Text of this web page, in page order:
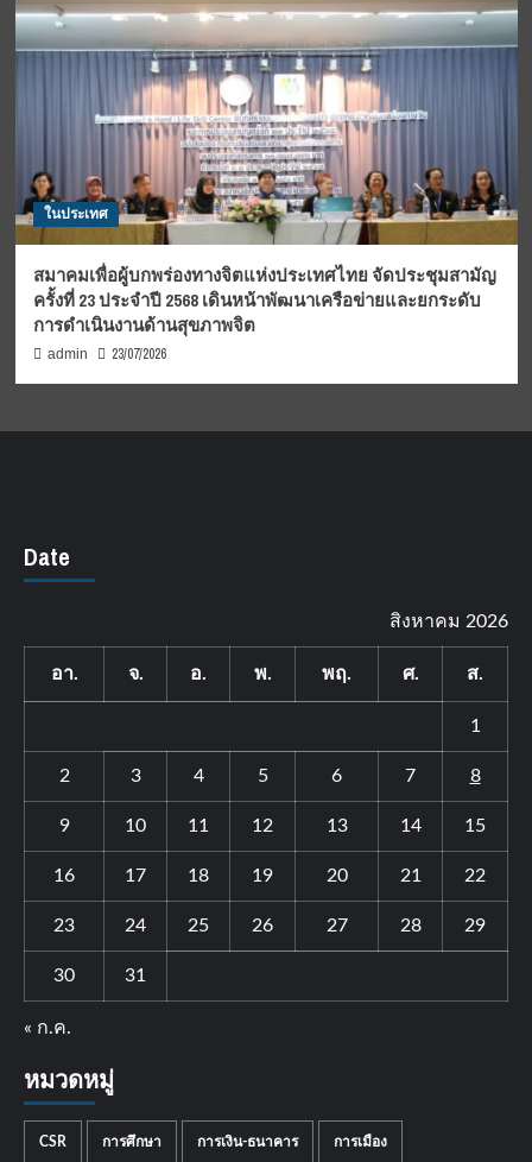
ในประเทศ
สมาคมเพื่อผู้บกพร่องทางจิตแห่งประเทศไทย จัดประชุมสามัญ
ครั้งที่ 23 ประจำปี 2568 เดินหน้าพัฒนาเครือข่ายและยกระดับ
การดำเนินงานด้านสุขภาพจิต
admin 23/07/2026
Date
สิงหาคม 2026
อา. จ. อ. พ. พฤ. ศ. ส.
1
2 3 4 5 6 7 8
9 10 11 12 13 14 15
16 17 18 19 20 21 22
23 24 25 26 27 28 29
30 31
« ก.ค.
หมวดหมู่
CSR การศึกษา การเงิน-ธนาคาร การเมือง